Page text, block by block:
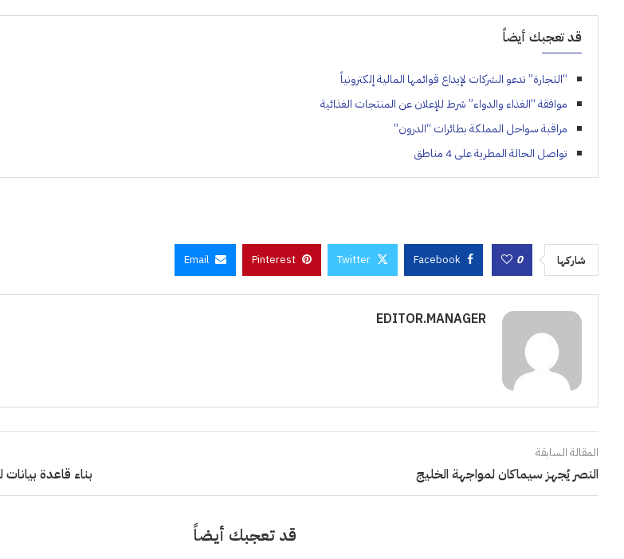
قد تعجبك أيضاً
“التجارة” تدعو الشركات لإيداع قوائمها المالية إلكترونياً
موافقة “الغذاء والدواء” شرط للإعلان عن المنتجات الغذائية
مراقبة سواحل المملكة بطائرات “الدرون”
تواصل الحالة المطرية على 4 مناطق
شاركها 0
Facebook
Twitter
Pinterest
Email
EDITOR.MANAGER
المقالة السابقة
النصر يُجهز سيماكان لمواجهة الخليج بناء قاعدة
قد تعجبك أيضاً